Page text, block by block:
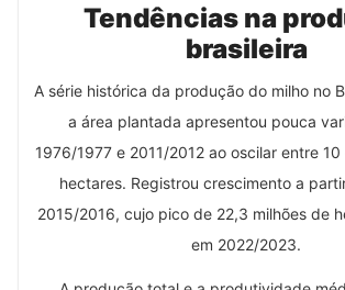
Tendências na
brasileira
A série histórica da produção do milho no
a área plantada apresentou pouca
1976/1977 e 2011/2012 ao oscilar entre
hectares. Registrou crescimento a
2015/2016, cujo pico de 22,3 milhões de
em 2022/2023.